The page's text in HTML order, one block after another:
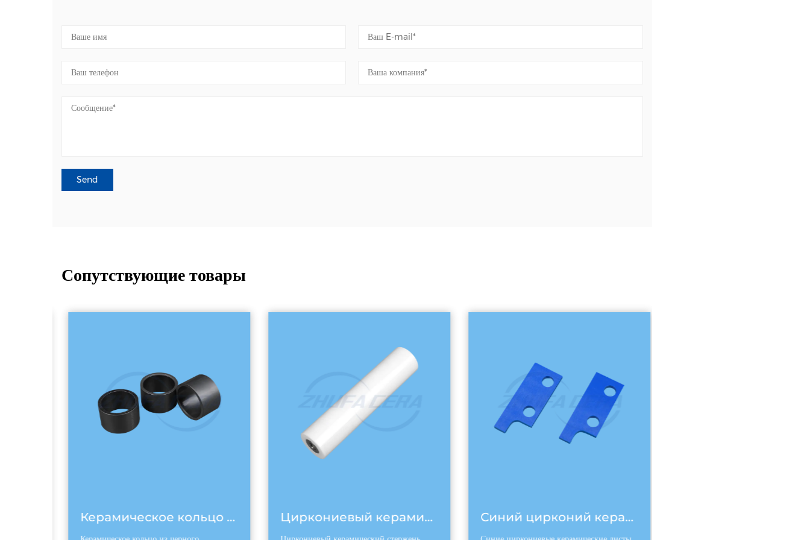
Сопутствующие товары
Керамическое кольцо из карбида черного кремния Циркониевый керамический стержень Синий цирконий керамический лист